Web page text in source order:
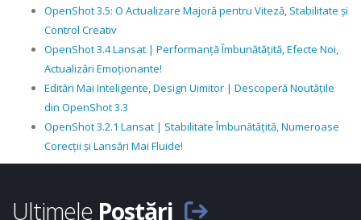
OpenShot 3.5: O Actualizare Majoră pentru Viteză, Stabilitate și
Control Creativ
OpenShot 3.4 Lansat | Performanță Îmbunătățită, Efecte Noi,
Actualizări Emoționante!
Editări Mai Inteligente, Design Uimitor | Descoperă Noutățile
din OpenShot 3.3
OpenShot 3.2.1 Lansat | Stabilitate Îmbunătățită, Numeroase
Corecții și Lansări Mai Fluide!
Ultimele Postări